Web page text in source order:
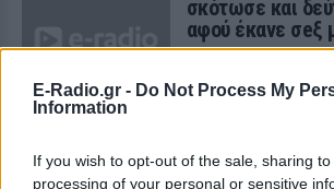
E-Radio.gr - Do Not Process My
Information
If you wish to opt-out of the sale, sharing
processing of your personal or sensitive
σκότωσε και
αφού έκανε σeξ